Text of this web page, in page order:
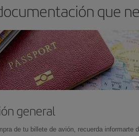
que
general
de tu billete de avión, recuerda informarte